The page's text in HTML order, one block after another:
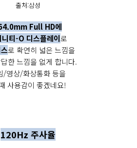
출처:삼성
Full HD에
니티-O 디스플레이로
로 확연히 넓은 느낌을
한 느낌을 없게 합니다.
/영상/화상통화 등을
사용감이 좋겠네요!
120Hz 주사율